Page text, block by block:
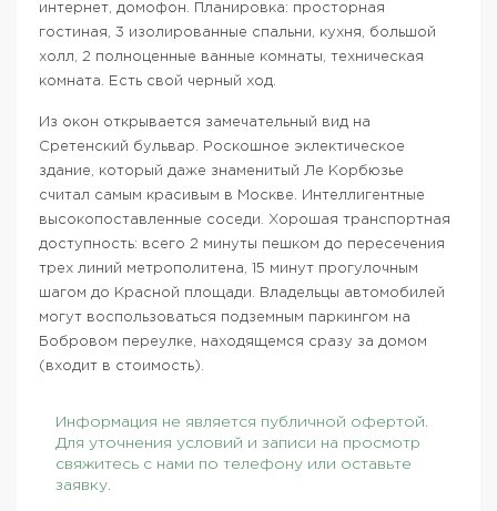
интернет, домофон. Планировка: просторная
гостиная, 3 изолированные спальни, кухня, большой
холл, 2 полноценные ванные комнаты, техническая
комната. Есть свой черный ход.
Из окон открывается замечательный вид на
Сретенский бульвар. Роскошное эклектическое
здание, который даже знаменитый Ле Корбюзье
считал самым красивым в Москве. Интеллигентные
высокопоставленные соседи. Хорошая транспортная
доступность: всего 2 минуты пешком до пересечения
трех линий метрополитена, 15 минут прогулочным
шагом до Красной площади. Владельцы автомобилей
могут воспользоваться подземным паркингом на
Бобровом переулке, находящемся сразу за домом
(входит в стоимость).
Информация не является публичной офертой.
Для уточнения условий и записи на просмотр
свяжитесь с нами по телефону или оставьте
заявку.